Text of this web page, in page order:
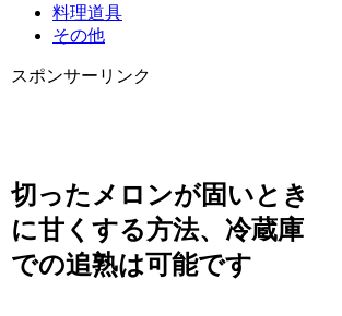
料理道具
その他
スポンサーリンク
切ったメロンが固いとき
に甘くする方法、冷蔵庫
での追熟は可能です